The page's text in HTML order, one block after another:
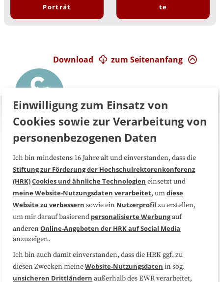
Porträt
te
zum Seitenanfang
Download
Über uns FAQ
Medienarbeit Kooperationen
Datenschutzerklärung Impressum
Sitemap
Folgen Sie uns
Einwilligung zum Einsatz von
Cookies sowie zur Verarbeitung von
personenbezogenen Daten
Ich bin mindestens 16 Jahre alt und einverstanden, dass die
Stiftung zur Förderung der Hochschulrektorenkonferenz
(HRK)Cookies und ähnliche Technologien einsetzt und
meine Website-Nutzungsdaten verarbeitet, umdiese
Website zu verbessern sowie ein Nutzerprofil zu erstellen,
um mir darauf basierend personalisierte Werbungauf
anderenOnline-Angeboten der HRK auf Social Media
anzuzeigen.
Ich bin auch damit einverstanden, dass die HRK ggf. zu
diesen Zwecken meineWebsite-Nutzungsdaten in sog.
unsicheren Drittländern außerhalb des EWR verarbeitet,